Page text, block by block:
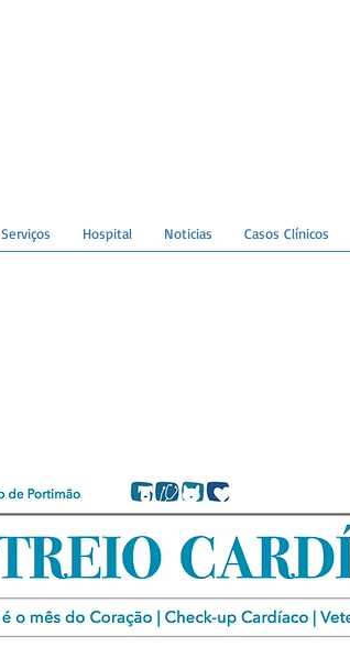
Serviços Hospital Noticias Casos Clínicos